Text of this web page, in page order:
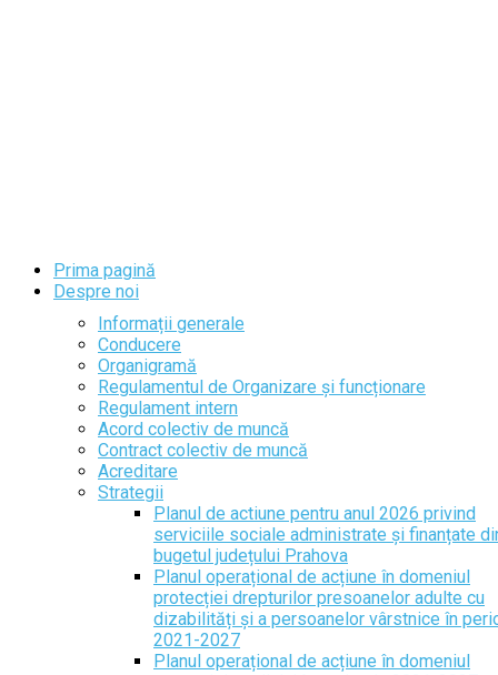
Prima pagină
Despre noi
Informații generale
Conducere
Organigramă
Regulamentul de Organizare și funcționare
Regulament intern
Acord colectiv de muncă
Contract colectiv de muncă
Acreditare
Strategii
Planul de actiune pentru anul 2026 privind
serviciile sociale administrate și finanțate
bugetul județului Prahova
Planul operațional de acțiune în domeniul
protecției drepturilor presoanelor adulte cu
dizabilități și a persoanelor vârstnice în
2021-2027
Planul operațional de acțiune în domeniul